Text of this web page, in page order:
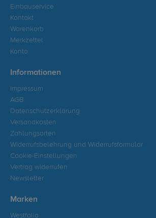
Einbauservice
Kontakt
Warenkorb
Merkzettel
Konto
Informationen
Impressum
AGB
Datenschutzerklärung
Versandkosten
Zahlungsarten
Widerrufsbelehrung und Widerrufsformular
Cookie-Einstellungen
Vertrag widerrufen
Newsletter
Marken
Westfalia